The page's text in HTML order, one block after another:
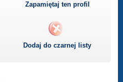
Zapamiętaj ten profil
Dodaj do czarnej listy